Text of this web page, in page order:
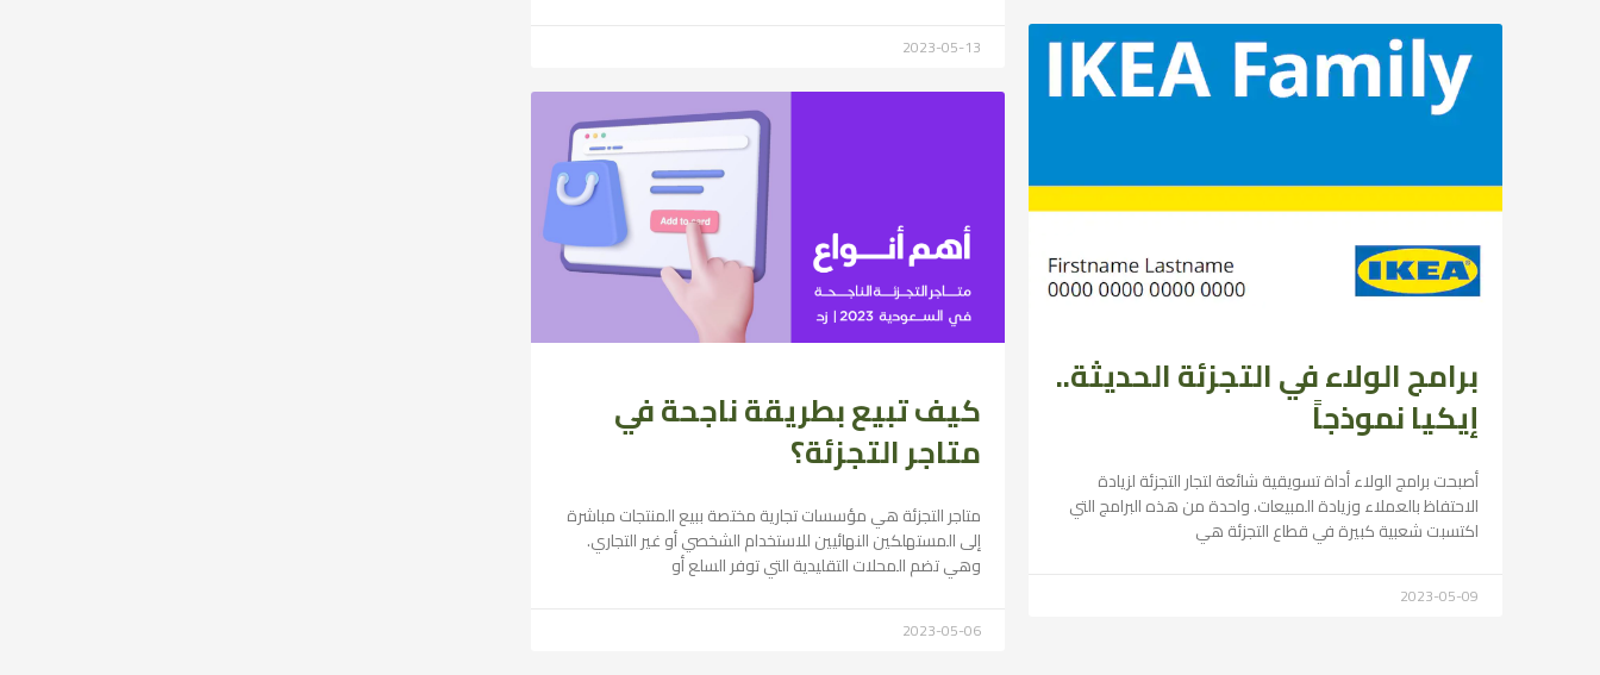
2023-05-13
برامج الولاء في التجزئة الحديثة..
إيكيا نموذجاً
أصبحت برامج الولاء أداة تسويقية شائعة لتجار التجزئة لزيادة
الاحتفاظ بالعملاء وزيادة المبيعات. واحدة من هذه البرامج التي
اكتسبت شعبية كبيرة في قطاع التجزئة هي
2023-05-09
كيف تبيع بطريقة ناجحة في
متاجر التجزئة؟
متاجر التجزئة هي مؤسسات تجارية مختصة ببيع المنتجات مباشرة
إلى المستهلكين النهائيين للاستخدام الشخصي أو غير التجاري.
وهي تضم المحلات التقليدية التي توفر السلع أو
2023-05-06